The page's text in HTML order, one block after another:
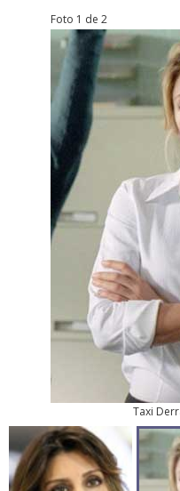
Foto 1 de 2
Taxi